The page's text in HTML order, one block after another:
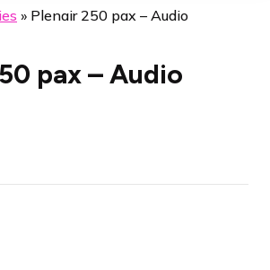
» Plenair 250 pax – Audio
pax – Audio